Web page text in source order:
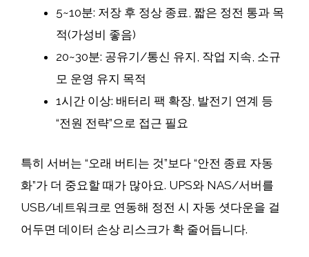
5~10분: 저장 후 정상 종료, 짧은 정전 통과 목
적(가성비 좋음)
20~30분: 공유기/통신 유지, 작업 지속, 소규
모 운영 유지 목적
1시간 이상: 배터리 팩 확장, 발전기 연계 등
“전원 전략”으로 접근 필요
특히 서버는 “오래 버티는 것”보다 “안전 종료 자동
화”가 더 중요할 때가 많아요. UPS와 NAS/서버를
USB/네트워크로 연동해 정전 시 자동 셧다운을 걸
어두면 데이터 손상 리스크가 확 줄어듭니다.